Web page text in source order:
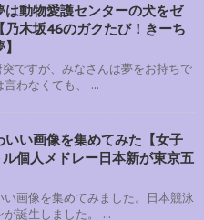
は動物愛護センターの犬をゼ
乃木坂46のガクたび！きーち
ですが、みなさんは夢をお持ちで
言わなくても、 ...
いい画像を集めてみた【女子
個人メドレー日本新が東京五
い画像を集めてみました。日本競泳
誕生しました。 ...